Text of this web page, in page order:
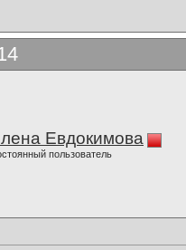
Евдокимова
пользователь